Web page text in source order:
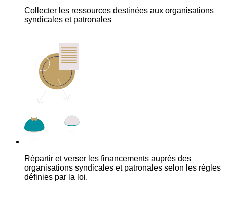
Collecter les ressources destinées aux organisations
syndicales et patronales
Répartir et verser les financements auprès des
organisations syndicales et patronales selon les règles
définies par la loi.